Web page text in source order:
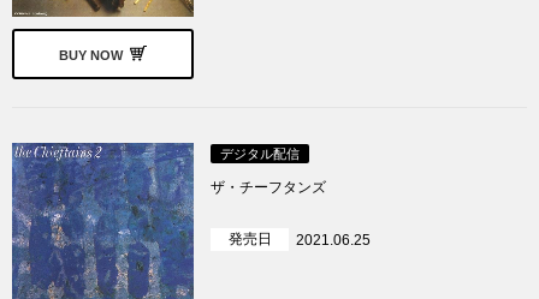
BUY NOW
デジタル配信
ザ・チーフタンズ
発売日 2021.06.25